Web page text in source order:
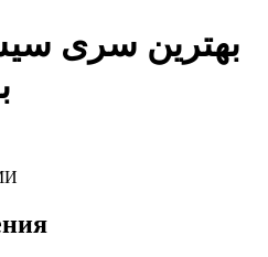
بهترین سری